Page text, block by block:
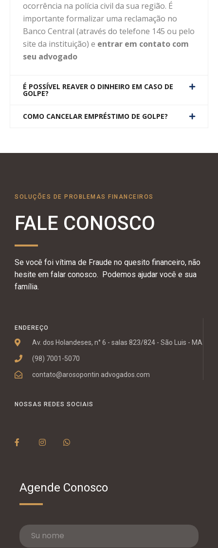
ocorrência na polícia civil da sua região. É
importante formalizar uma reclamação no
Banco Central (através do telefone 145 ou pelo
site da instituição) e entrar em contato com
seu advogado
É POSSÍVEL REAVER O DINHEIRO EM CASO DE
GOLPE?
COMO CANCELAR EMPRÉSTIMO DE GOLPE?
SOLUÇÕES DE PROBLEMAS FINANCEIROS
FALE CONOSCO
Se você foi vítima de Fraude no quesito financeiro, não
hesite em falar conosco. Podemos ajudar você e sua
família.
ENDEREÇO
Av. dos Holandeses, n° 6 - salas 823/824 - São Luis - MA
(98) 7001-5070
contato@arosopontin advogados.com
NOSSAS REDES SOCIAIS
Agende Conosco